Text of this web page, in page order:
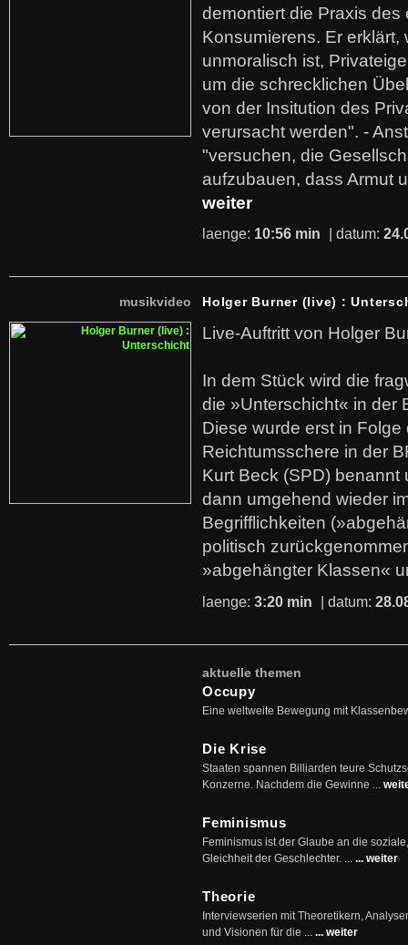
demontiert die Praxis des
Konsumierens. Er erklärt,
unmoralisch ist,
um die schrecklichen
von der Insitution des
verursacht werden". -
"versuchen, die
aufzubauen, dass Armut
weiter
laenge: 10:56 min | datum:
musikvideo Holger Burner (live) :
Live-Auftritt von Holger
In dem Stück wird die
die »Unterschicht« in der
Diese wurde erst in
Reichtumsschere in der
Kurt Beck (SPD)
dann umgehend wieder
Begrifflichkeiten
politisch
»abgehängter Klassen«
laenge: 3:20 min | datum:
aktuelle themen
Occupy
Eine weltweite Bewegung mit
Die Krise
Staaten spannen Billiarden teure
Konzerne. Nachdem die Gewinne ...
Feminismus
Feminismus ist der Glaube an die
Gleichheit der Geschlechter. ... ... weiter
Theorie
Interviewserien mit Theoretikern,
und Visionen für die ... ... weiter